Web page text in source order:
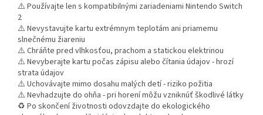
⚠️ Používajte len s kompatibilnými zariadeniami Nintendo Switch
2
⚠️ Nevystavujte kartu extrémnym teplotám ani priamemu
slnečnému žiareniu
⚠️ Chráňte pred vlhkosťou, prachom a statickou elektrinou
⚠️ Nevyberajte kartu počas zápisu alebo čítania údajov - hrozí
strata údajov
⚠️ Uchovávajte mimo dosahu malých detí - riziko požitia
⚠️ Nevhadzujte do ohňa - pri horení môžu vzniknúť škodlivé látky
♻️ Po skončení životnosti odovzdajte do ekologického